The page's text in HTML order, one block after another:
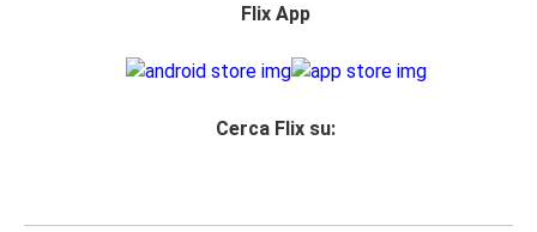
Flix App
Cerca Flix su: